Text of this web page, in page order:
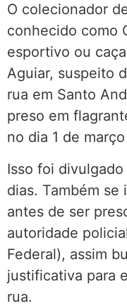
O colecionador
conhecido como
esportivo ou
Aguiar, suspeito
rua em Santo
preso em
no dia 1 de
Isso foi
dias. Também
antes de ser
autoridade
Federal), assim
justificativa para
rua.